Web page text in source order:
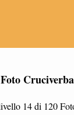
14 di 120